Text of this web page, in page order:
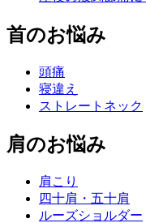
首のお悩み
頭痛
寝違え
ストレートネック
肩のお悩み
肩こり
四十肩・五十肩
ルーズショルダー